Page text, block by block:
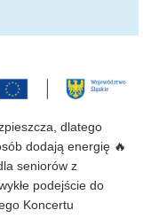
dlatego
dodają energię 🔥
seniorów z
podejście do
Koncertu